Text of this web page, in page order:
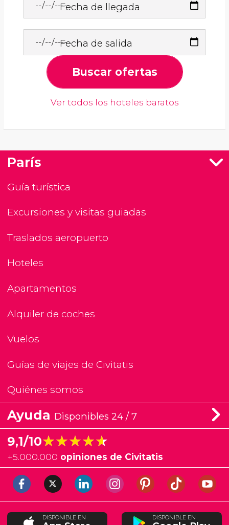
Fecha de llegada
Fecha de salida
Buscar ofertas
Ver todos los hoteles baratos
París
Guía turística
Excursiones y visitas guiadas
Traslados aeropuerto
Hoteles
Apartamentos
Alquiler de coches
Vuelos
Guías de viajes de Civitatis
Quiénes somos
Ayuda Disponibles 24 / 7
9,1/10★★★★★
★★★★★
+5.000.000 opiniones de Civitatis
DISPONIBLE EN DISPONIBLE EN